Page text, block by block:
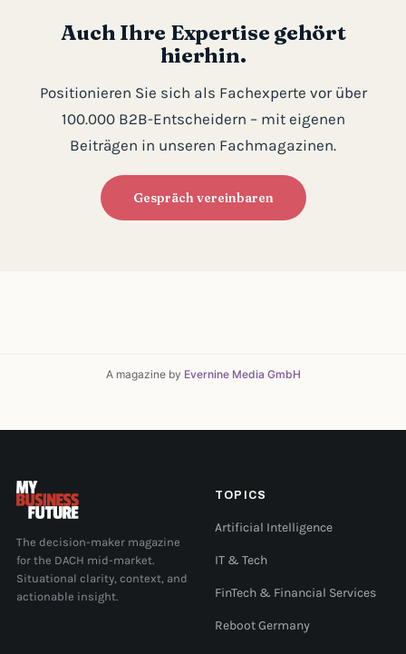
Auch Ihre Expertise gehört
hierhin.
Positionieren Sie sich als Fachexperte vor über
100.000 B2B-Entscheidern – mit eigenen
Beiträgen in unseren Fachmagazinen.
Gespräch vereinbaren
A magazine by Evernine Media GmbH
The decision-maker magazine
for the DACH mid-market.
Situational clarity, context, and
actionable insight.
TOPICS
Artificial Intelligence
IT & Tech
FinTech & Financial Services
Reboot Germany